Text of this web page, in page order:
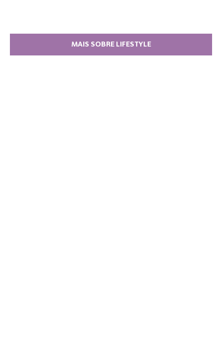
MAIS SOBRE LIFESTYLE